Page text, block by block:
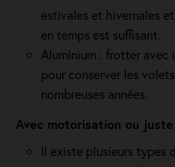
estivales et hivernales
en temps est suffisant.
Aluminium : frotter avec
pour conserver les
nombreuses années.
Avec motorisation ou
Il existe plusieurs types